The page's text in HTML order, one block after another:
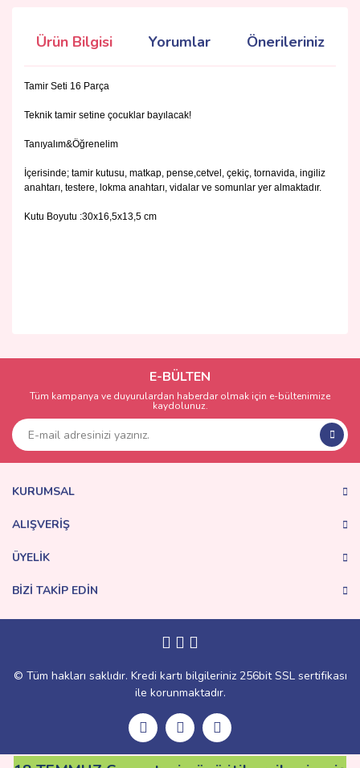
Ürün Bilgisi Yorumlar Önerileriniz
Tamir Seti 16 Parça
Teknik tamir setine çocuklar bayılacak!
Tanıyalım&Öğrenelim
İçerisinde; tamir kutusu, matkap, pense,cetvel, çekiç, tornavida, ingiliz
anahtarı, testere, lokma anahtarı, vidalar ve somunlar yer almaktadır.
Kutu Boyutu :30x16,5x13,5 cm
Yorum Yaz
kullanarak tarafımıza iletebilirsiniz.
Görüş ve önerileriniz için teşekkür ederiz.
Ürün açıklamasında eksik bilgiler bulunuyor.
Ürün bilgilerinde hatalar bulunuyor.
E-BÜLTEN
Tüm kampanya ve duyurulardan haberdar olmak için e-bültenimize
kaydolunuz.
KURUMSAL
ALIŞVERİŞ
ÜYELİK
BİZİ TAKİP EDİN
© Tüm hakları saklıdır. Kredi kartı bilgileriniz 256bit SSL sertifikası
ile korunmaktadır.